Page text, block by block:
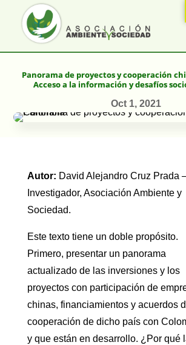
Panorama de proyectos y cooperación
Acceso a la información y desafíos
Oct 1, 2021
Autor: David Alejandro Cruz Prada
Investigador, Asociación Ambiente y
Sociedad.
Este texto tiene un doble propósito.
Primero, presentar un panorama
actualizado de las inversiones y los
proyectos con participación de
chinas, financiamientos y acuerdos
cooperación de dicho país con
y que están en desarrollo. ¿Por qué